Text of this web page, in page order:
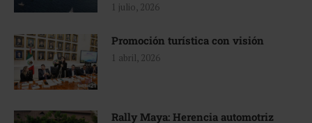
1 julio, 2026
Promoción turística con visión
1 abril, 2026
Rally Maya: Herencia automotriz